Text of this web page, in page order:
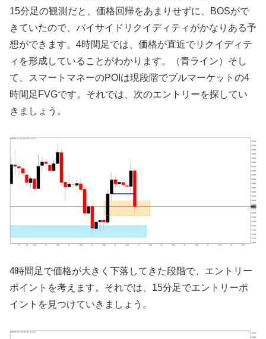
15分足の観測だと、価格回帰をあまりせずに、BOSがで
きていたので、バイサイドリクイディティがかなりある予
想ができます。4時間足では、価格が直近でリクイディテ
ィを形成していることがわかります。（青ライン）そし
て、スマートマネーのPOIは現段階でブルマーケットの4
時間足FVGです。それでは、次のエントリーを探してい
きましょう。
4時間足で価格が大きく下落してきた段階で、エントリー
ポイントを考えます。それでは、15分足でエントリーポ
イントを見つけていきましょう。